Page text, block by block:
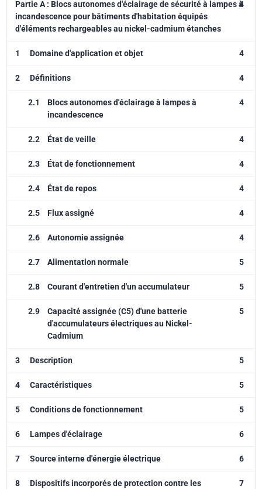
Partie A : Blocs autonomes d'éclairage de sécurité à lampes à
incandescence pour bâtiments d'habitation équipés
d'éléments rechargeables au nickel-cadmium étanches
4
1 Domaine d'application et objet 4
2 Définitions 4
2.1
Blocs autonomes d'éclairage à lampes à
incandescence
4
2.2 État de veille 4
2.3 État de fonctionnement 4
2.4 État de repos 4
2.5 Flux assigné 4
2.6 Autonomie assignée 4
2.7 Alimentation normale 5
2.8 Courant d'entretien d'un accumulateur 5
2.9
Capacité assignée (C5) d'une batterie
d'accumulateurs électriques au Nickel-
Cadmium
5
3 Description 5
4 Caractéristiques 5
5 Conditions de fonctionnement 5
6 Lampes d'éclairage 6
7 Source interne d'énergie électrique 6
8
Dispositifs incorporés de protection contre les
7